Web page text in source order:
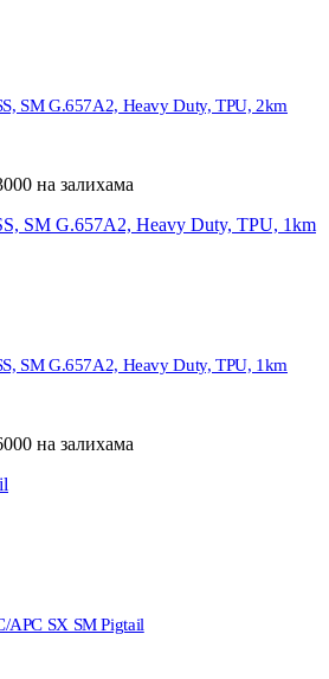
SM G.657A2, Heavy Duty, TPU, 2km
на залихама
SM G.657A2, Heavy Duty, TPU, 1km
на залихама
APC SX SM Pigtail